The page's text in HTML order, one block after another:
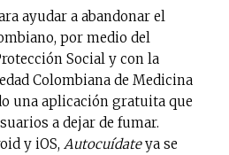
ayudar a abandonar el
por medio del
Social y con la
Colombiana de Medicina
una aplicación gratuita que
a dejar de fumar.
y iOS, Autocuídateya se